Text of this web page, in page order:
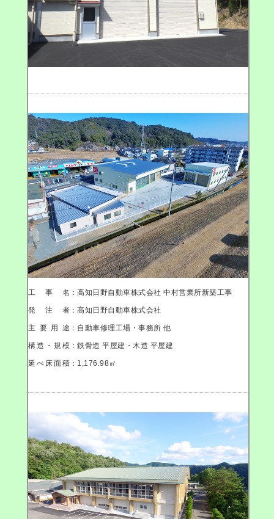
工事名 ：高知日野自動車株式会社 中村営業所新築工事
発注者 ：高知日野自動車株式会社
主要用途 ：自動車修理工場・事務所 他
構造・規模 ：鉄骨造 平屋建・木造 平屋建
延べ床面積 ：1,176.98㎡